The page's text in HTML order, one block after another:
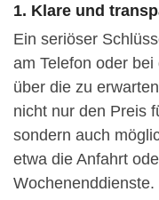
1. Klare und
Ein seriöser
am Telefon oder
über die zu
nicht nur den Preis
sondern auch
etwa die Anfahrt
Wochenenddienste.